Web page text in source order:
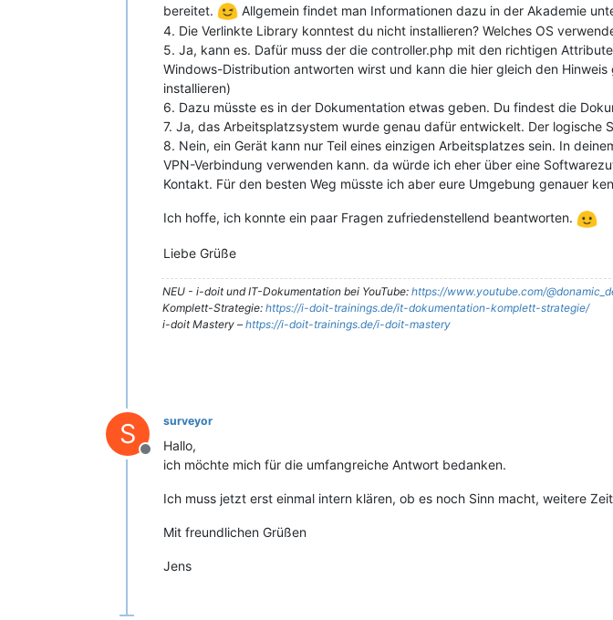
bereitet.
Allgemein findet man Informationen dazu in der Akademie
4. Die Verlinkte Library konntest du nicht installieren? Welches OS
5. Ja, kann es. Dafür muss der die controller.php mit den richtigen
Windows-Distribution antworten wirst und kann die hier gleich den
installieren)
6. Dazu müsste es in der Dokumentation etwas geben. Du findest die
7. Ja, das Arbeitsplatzsystem wurde genau dafür entwickelt. Der logische
8. Nein, ein Gerät kann nur Teil eines einzigen Arbeitsplatzes sein. In
VPN-Verbindung verwenden kann. da würde ich eher über eine
Kontakt. Für den besten Weg müsste ich aber eure Umgebung genauer
Ich hoffe, ich konnte ein paar Fragen zufriedenstellend beantworten.
Liebe Grüße
NEU - i-doit und IT-Dokumentation bei YouTube: https://www.youtube.com/
Komplett-Strategie: https://i-doit-trainings.de/it-dokumentation-komplett-strategie/
i-doit Mastery – https://i-doit-trainings.de/i-doit-mastery
S
Offline
surveyor
Hallo,
ich möchte mich für die umfangreiche Antwort bedanken.
Ich muss jetzt erst einmal intern klären, ob es noch Sinn macht, weitere
Mit freundlichen Grüßen
Jens